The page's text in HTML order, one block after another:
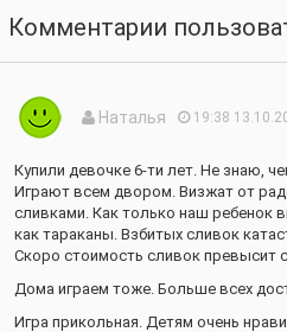
Комментарии
Наталья 19:38
Купили девочке 6-ти лет. Не знаю,
Играют всем двором. Визжат от
сливками. Как только наш ребенок
как тараканы. Взбитых сливок
Скоро стоимость сливок превысит
Дома играем тоже. Больше всех
Игра прикольная. Детям очень